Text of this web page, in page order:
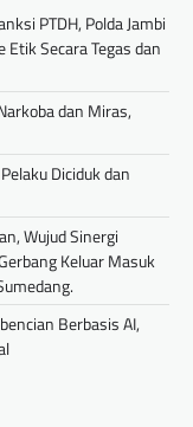
PTDH, Polda Jambi
Secara Tegas dan
dan Miras,
Diciduk dan
Wujud Sinergi
Keluar Masuk
Berbasis AI,